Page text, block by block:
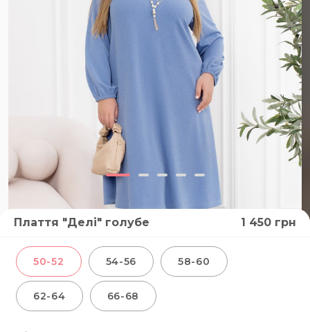
Плаття "Делі" голубе 1 450 грн
50-52 54-56 58-60
62-64 66-68